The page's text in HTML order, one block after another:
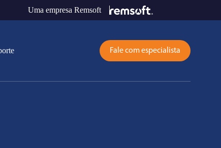
Uma empresa Remsoft
Fale com especialista